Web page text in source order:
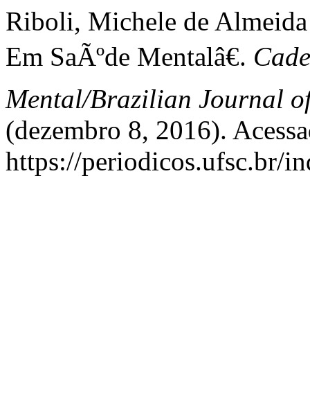
Riboli, Michele de
Em SaÃºde Mentalâ€.
Mental/Brazilian Journal
(dezembro 8, 2016).
https://periodicos.ufsc.br/